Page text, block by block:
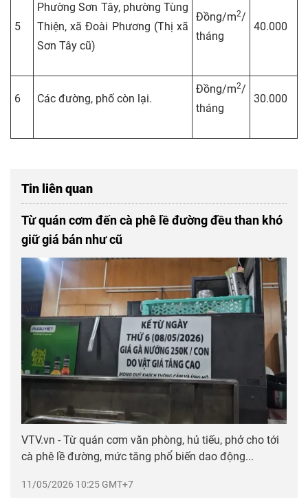
5
Phường Sơn Tây, phường Tùng
Thiện, xã Đoài Phương (Thị xã
Sơn Tây cũ)
Đồng/m2/
tháng
40.000
6 Các đường, phố còn lại.
Đồng/m2/
tháng
30.000
Tin liên quan
Từ quán cơm đến cà phê lề đường đều than khó
giữ giá bán như cũ
11/05/2026 10:25 GMT+7
VTV.vn - Từ quán cơm văn phòng, hủ tiếu, phở cho tới
cà phê lề đường, mức tăng phổ biến dao động...